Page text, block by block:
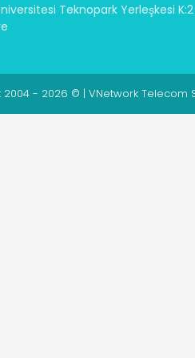
Teknopark Yerleşkesi K:2
2004 - 2026 © | VNetwork Telecom